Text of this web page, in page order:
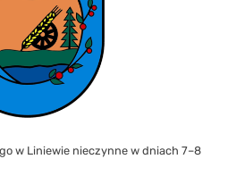
w Liniewie nieczynne w dniach 7–8